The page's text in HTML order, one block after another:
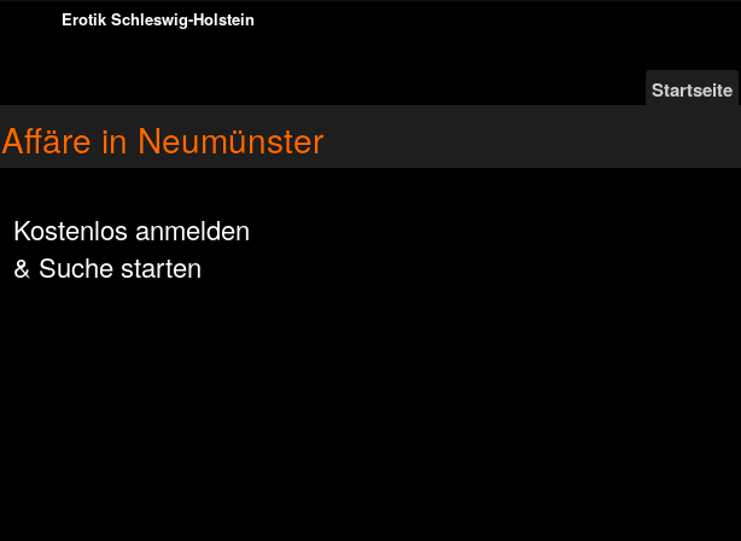
Erotik Schleswig-Holstein
Startseite
Affäre in Neumünster
Kostenlos anmelden
& Suche starten